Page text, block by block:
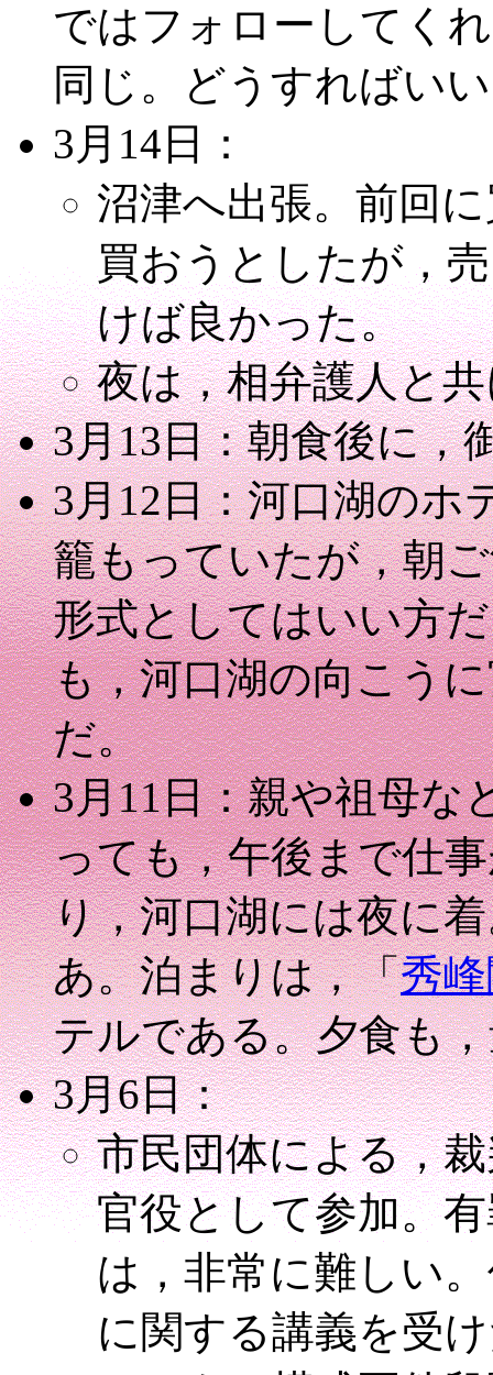
ではフォローしてく
同じ。どうすればい
3月14日：
沼津へ出張。前回
買おうとしたが，
けば良かった。
夜は，相弁護人と
3月13日：朝食後に，
3月12日：河口湖のホ
籠もっていたが，朝
形式としてはいい方
も，河口湖の向こう
だ。
3月11日：親や祖母な
っても，午後まで仕
り，河口湖には夜に
あ。泊まりは，「秀
テルである。夕食も
3月6日：
市民団体による，
官役として参加。
は，非常に難しい
に関する講義を受